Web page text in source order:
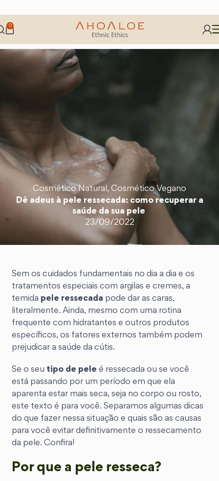
0
Cosmético Natural , Cosmético Vegano
Dê adeus à pele ressecada: como recuperar a
saúde da sua pele
23/09/2022
Sem os cuidados fundamentais no dia a dia e os
tratamentos especiais com argilas e cremes, a
temida pele ressecada pode dar as caras,
literalmente. Ainda, mesmo com uma rotina
frequente com hidratantes e outros produtos
específicos, os fatores externos também podem
prejudicar a saúde da cútis.
Se o seu tipo de pele é ressecada ou se você
está passando por um período em que ela
aparenta estar mais seca, seja no corpo ou rosto,
este texto é para você. Separamos algumas dicas
do que fazer nessa situação e quais são as causas
para você evitar definitivamente o ressecamento
da pele. Confira!
Por que a pele resseca?